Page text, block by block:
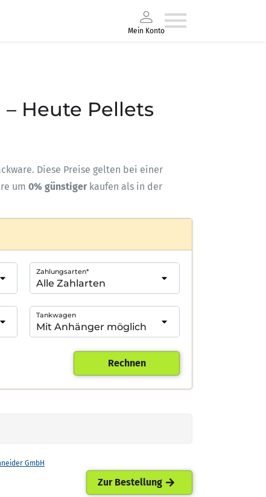
Mein Konto
– Heute Pellets
Diese Preise gelten bei einer
um 0% günstigerkaufen als in der
Zahlungsarten*
Tankwagen
Rechnen
GmbH
Zur Bestellung